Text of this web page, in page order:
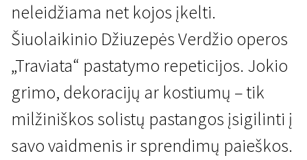
neleidžiama net kojos įkelti.
Šiuolaikinio Džiuzepės Verdžio operos
„Traviata“ pastatymo repeticijos. Jokio
grimo, dekoracijų ar kostiumų – tik
milžiniškos solistų pastangos įsigilinti į
savo vaidmenis ir sprendimų paieškos.